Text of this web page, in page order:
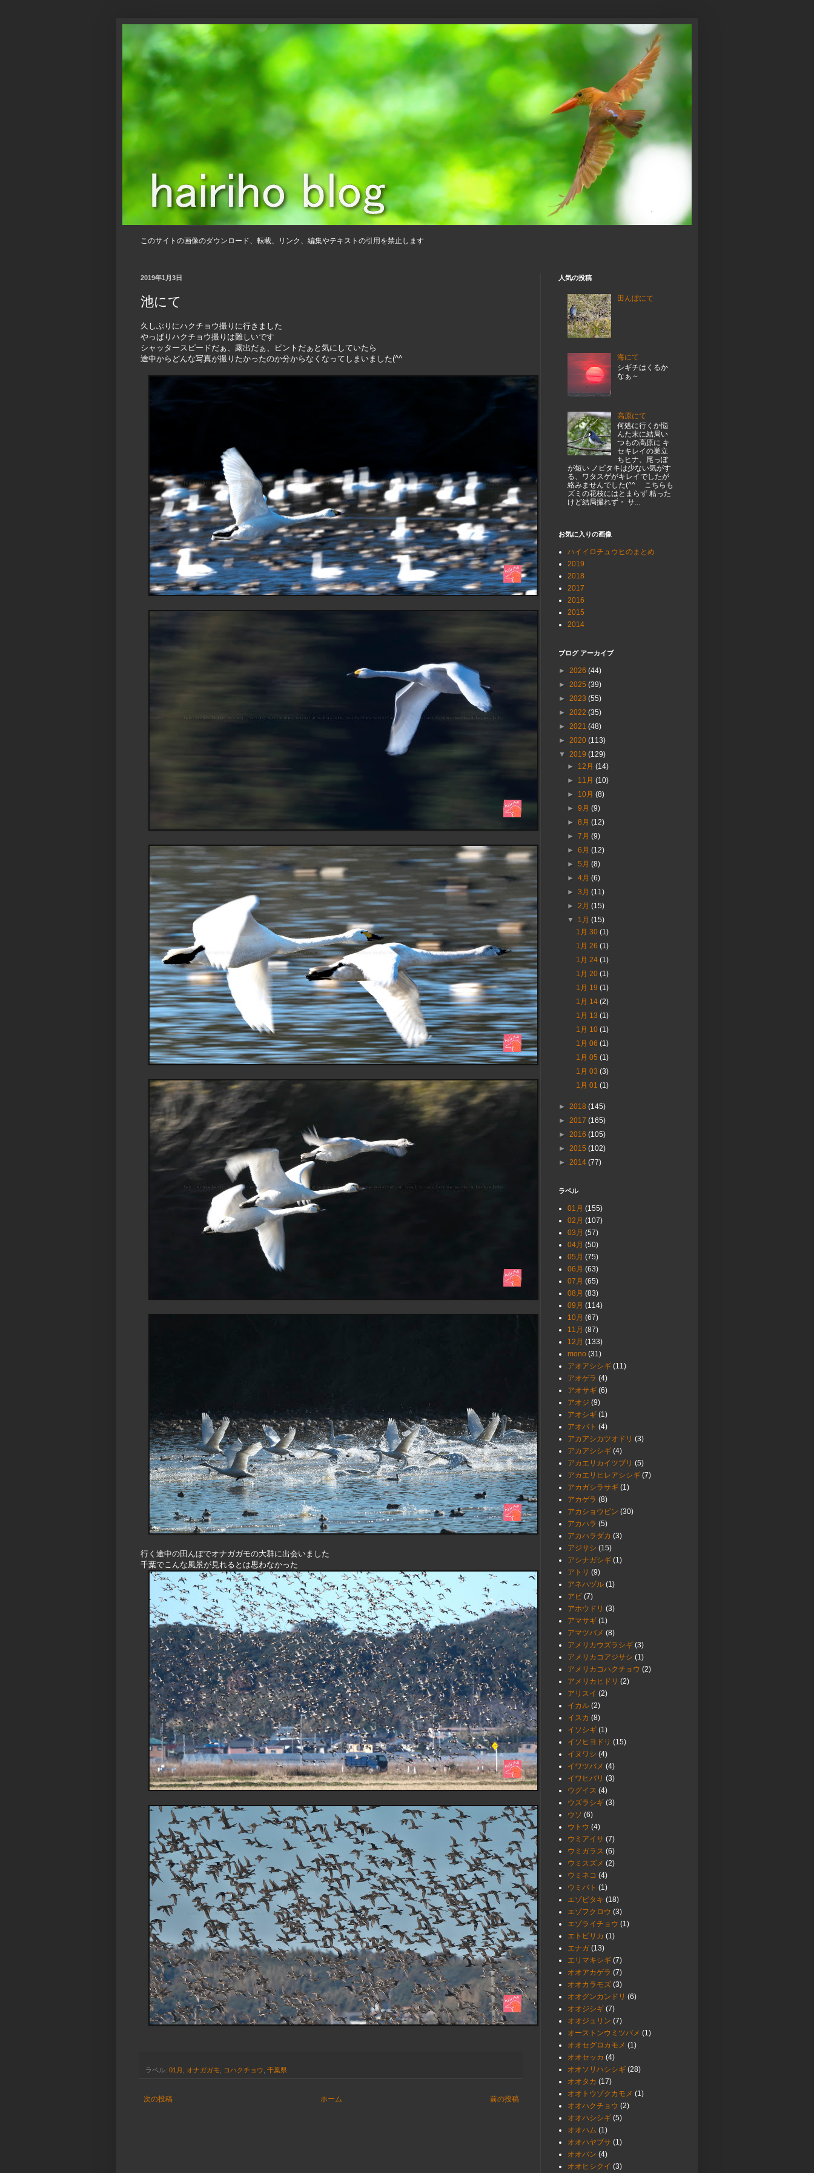
このサイトの画像のダウンロード、転載、リンク、編集やテキストの引用を禁止します
2019年1月3日
池にて
久しぶりにハクチョウ撮りに行きました
やっぱりハクチョウ撮りは難しいです
シャッタースピードだぁ、露出だぁ、ピントだぁと気にしていたら
途中からどんな写真が撮りたかったのか分からなくなってしまいました(^^ゞ
行く途中の田んぼでオナガガモの大群に出会いました
千葉でこんな風景が見れるとは思わなかった
ラベル: 01月 オナガガモ コハクチョウ 千葉県
次の投稿 前の投稿
ホーム
人気の投稿
田んぼにて
海にて
シギチはくるか
なぁ～
高原にて
何処に行くか悩
んた末に結局い
つもの高原に キ
セキレイの巣立
ちヒナ、尾っぽ
が短い ノビタキは少ない気がす
る、ワタスゲがキレイでしたが
絡みませんでした(^^ゞ こちらも
ズミの花枝にはとまらず 粘った
けど結局撮れず・ サ...
お気に入りの画像
ハイイロチュウヒのまとめ
2019
2018
2017
2016
2015
2014
ブログ アーカイブ
► 2026 (44)
► 2025 (39)
► 2023 (55)
► 2022 (35)
► 2021 (48)
► 2020 (113)
▼ 2019 (129)
► 12月(14)
► 11月(10)
► 10月(8)
►9月(9)
►8月(12)
►7月(9)
►6月(12)
►5月(8)
►4月(6)
►3月(11)
► 2月(15)
▼ 1月(15)
1月 30 (1)
1月 26 (1)
1月 24 (1)
1月 20 (1)
1月 19 (1)
1月 14 (2)
1月 13 (1)
1月 10 (1)
1月 06 (1)
1月 05 (1)
1月 03 (3)
1月 01 (1)
► 2018 (145)
► 2017 (165)
► 2016 (105)
► 2015 (102)
► 2014 (77)
ラベル
01月 (155)
02月 (107)
03月 (57)
04月 (50)
05月 (75)
06月 (63)
07月 (65)
08月 (83)
09月 (114)
10月 (67)
11月 (87)
12月 (133)
mono (31)
アオアシシギ (11)
アオゲラ (4)
アオサギ (6)
アオジ (9)
アオシギ (1)
アオバト (4)
アカアシカツオドリ (3)
アカアシシギ (4)
アカエリカイツブリ (5)
アカエリヒレアシシギ (7)
アカガシラサギ (1)
アカゲラ (8)
アカショウビン (30)
アカハラ (5)
アカハラダカ (3)
アジサシ (15)
アシナガシギ (1)
アトリ (9)
アネハヅル (1)
アビ (7)
アホウドリ (3)
アマサギ (1)
アマツバメ (8)
アメリカウズラシギ (3)
アメリカコアジサシ (1)
アメリカコハクチョウ (2)
アメリカヒドリ (2)
アリスイ (2)
イカル (2)
イスカ (8)
イソシギ (1)
イソヒヨドリ (15)
イヌワシ (4)
イワツバメ (4)
イワヒバリ (3)
ウグイス (4)
ウズラシギ (3)
ウソ (6)
ウトウ (4)
ウミアイサ (7)
ウミガラス (6)
ウミスズメ (2)
ウミネコ (4)
ウミバト (1)
エゾビタキ (18)
エゾフクロウ (3)
エゾライチョウ (1)
エトピリカ (1)
エナガ (13)
エリマキシギ (7)
オオアカゲラ (7)
オオカラモズ (3)
オオグンカンドリ (6)
オオジシギ (7)
オオジュリン (7)
オーストンウミツバメ (1)
オオセグロカモメ (1)
オオセッカ (4)
オオソリハシシギ (28)
オオタカ (17)
オオトウゾクカモメ (1)
オオハクチョウ (2)
オオハシシギ (5)
オオハム (1)
オオハヤブサ (1)
オオバン (4)
オオヒシクイ (3)